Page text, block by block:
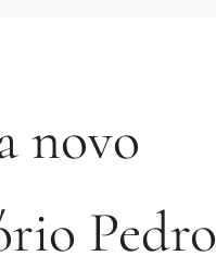
novo
Pedro